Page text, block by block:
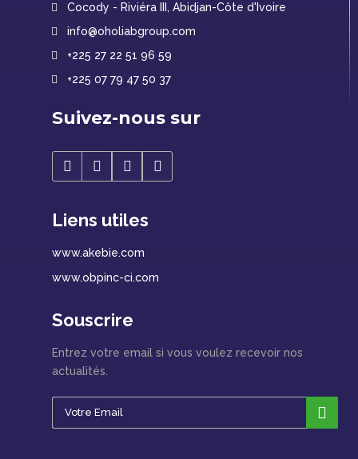
Cocody - Riviéra III, Abidjan-Côte d'Ivoire
info@oholiabgroup.com
+225 27 22 51 96 59
+225 07 79 47 50 37
Suivez-nous sur
Liens utiles
www.akebie.com
www.obpinc-ci.com
Souscrire
Entrez votre email si vous voulez recevoir nos
actualités.